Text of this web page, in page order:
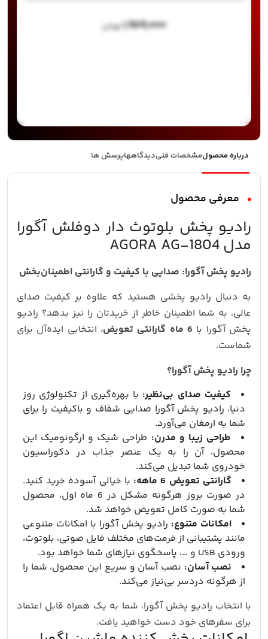
۱,۹۸۹,۰۰۰ تومان
درباره محصولمشخصات فنیدیدگاههاپرسش ها
معرفی محصول
رادیو پخش بلوتوث دار دوفلش آگورا
مدل AGORA AG-1804
رادیو پخش آگورا: صدایی با کیفیت و گارانتی اطمینان‌بخش
به دنبال رادیو پخشی هستید که علاوه بر کیفیت صدای
عالی، به شما اطمینان خاطر از خریدتان را نیز بدهد؟ رادیو
پخش آگورا با 6 ماه گارانتی تعویض
، انتخابی ایده‌آل برای
شماست.
چرا رادیو پخش آگورا؟
کیفیت صدای بی‌نظیر: با بهره‌گیری از تکنولوژی روز
دنیا، رادیو پخش آگورا صدایی شفاف و باکیفیت را برای
شما به ارمغان می‌آورد.
طراحی زیبا و مدرن: طراحی شیک و ارگونومیک این
محصول، آن را به یک عنصر جذاب در دکوراسیون
خودروی شما تبدیل می‌کند.
گارانتی تعویض 6 ماهه:
با خیالی آسوده خرید کنید.
در صورت بروز هرگونه مشکل در 6 ماه اول، محصول
شما به صورت کامل تعویض خواهد شد.
امکانات متنوع: رادیو پخش آگورا با امکانات متنوعی
مانند پشتیبانی از فرمت‌های مختلف فایل صوتی، بلوتوث،
ورودی USB و …، پاسخگوی نیازهای شما خواهد بود.
نصب آسان: نصب آسان و سریع این محصول، شما را
از هرگونه دردسر بی‌نیاز می‌کند.
با انتخاب رادیو پخش آگورا، شما به یک همراه قابل اعتماد
برای سفرهای خود دست خواهید یافت.